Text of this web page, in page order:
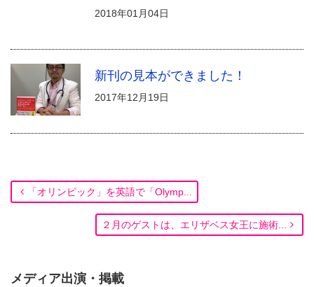
2018年01月04日
新刊の見本ができました！
2017年12月19日
「オリンピック」を英語で「Olymp...
２月のゲストは、エリザベス女王に施術...
メディア出演・掲載